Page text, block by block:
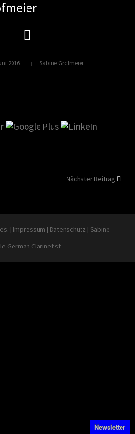
2016
Sabine Grofmeier
Nächster Beitrag
| Impressum | Datenschutz | Sabine
German Clarinetist
Newsletter